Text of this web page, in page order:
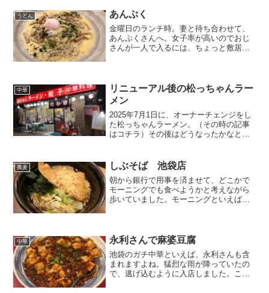
というわけで、実は初めてなのです。
「中華食堂一番館」さんにうか...
うどん あんぷく
金曜日のランチ時。妻と待ち合わせて、
あんぷくさんへ。女子率が高いのでおじ
さんが一人で入るには、ちょっと敷居が
のすぐ脇ですので、場所も...
中華
リニューアル後の松っちゃんラー
メン
2025年7月1日に、オーナーチェンジをし
た松っちゃんラーメン。（その時の記事
はコチラ）その後はどうなったかなと様
灰皿と、雑然と台車などが置かれていた
のに！笑暖簾が付い...
蕎麦 しぶそば 池袋店
朝から銀行で用事を済ませて、どこかで
モーニングでも食べようかと考えながら
歩いていました。モーニングといえば喫
あります。昼間や夕方にお...
中華 永利さんで麻婆豆腐
池袋のガチ中華といえば、永利さんも含
まれますよね。猛烈な雨が降っていたの
で、逃げ込むように入店しました。こち